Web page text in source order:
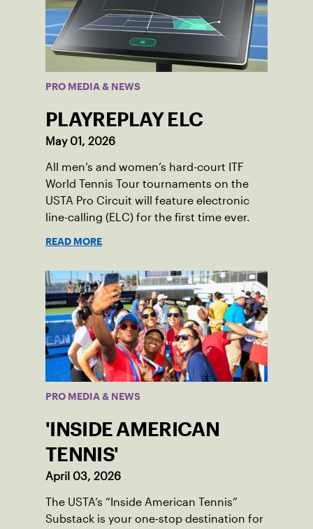
PRO MEDIA & NEWS
PLAYREPLAY ELC
May 01, 2026
All men’s and women’s hard-court ITF
World Tennis Tour tournaments on the
USTA Pro Circuit will feature electronic
line-calling (ELC) for the first time ever.
READ MORE
PRO MEDIA & NEWS
'INSIDE AMERICAN
TENNIS'
April 03, 2026
The USTA’s “Inside American Tennis”
Substack is your one-stop destination for